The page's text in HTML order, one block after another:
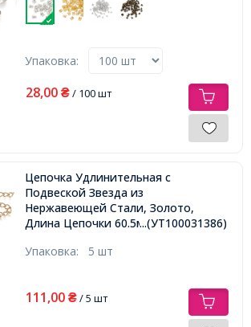
Упаковка:
28,00 ₴/ 100 шт
Цепочка Удлинительная с
Подвеской Звезда из
Нержавеющей Стали, Золото,
Длина Цепочки 60.5мм, Звено
...(УТ100031386)
Упаковка: 5 шт
111,00 ₴/ 5 шт